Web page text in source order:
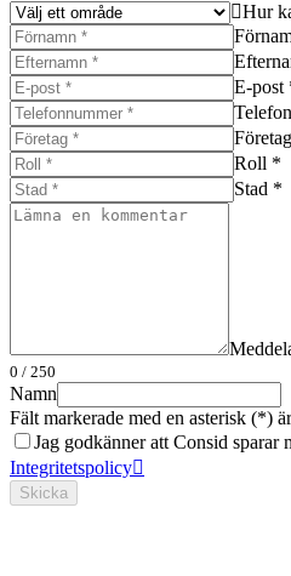
Hur
E-post
Roll *
Stad *
0 / 250
Namn
Fält markerade med en asterisk (*)
Jag godkänner att Consid
Integritetspolicy
Skicka